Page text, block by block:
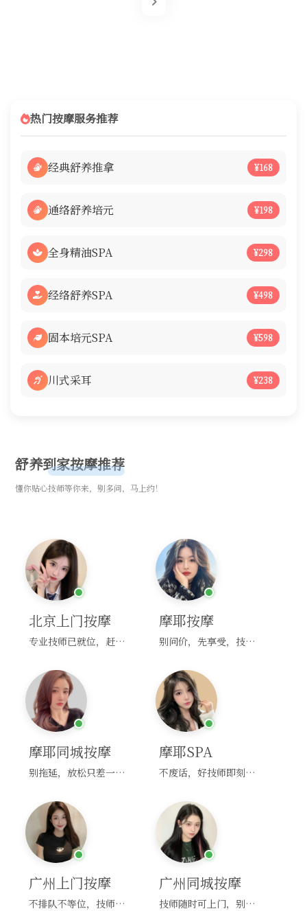
热门按摩服务推荐
经典舒养推拿 ¥168
通络舒养培元 ¥198
全身精油SPA ¥298
经络舒养SPA ¥498
固本培元SPA ¥598
川式采耳 ¥238
舒养到家按摩推荐
懂你贴心技师等你来，别多问，马上约！
北京上门按摩
专业技师已就位，赶紧下单！
摩耶按摩
别问价，先享受，技师马上到！
摩耶同城按摩
别拖延，放松只差一次点击！
摩耶SPA
不废话，好技师即刻上门，约！
广州上门按摩
不排队不等位，技师直奔你家！
广州同城按摩
技师随时可上门，别啰嗦，赶紧约！